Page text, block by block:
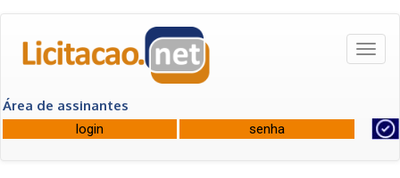
Área de assinantes